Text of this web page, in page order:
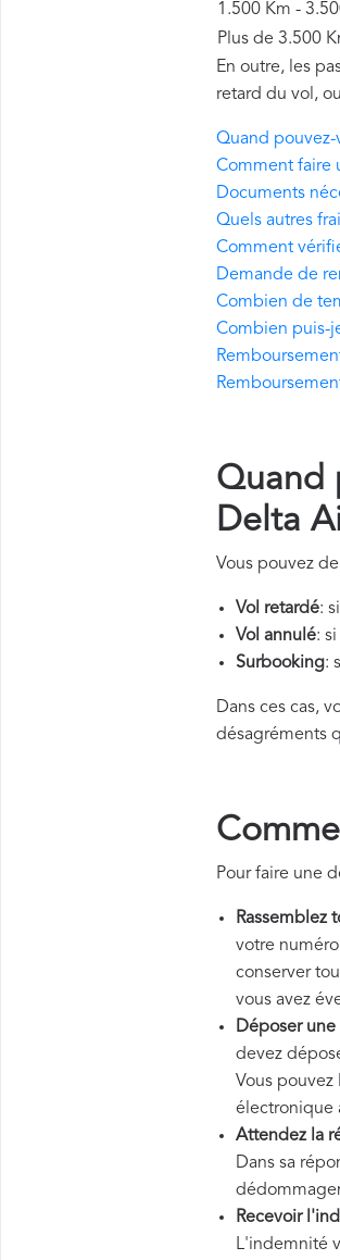
1.500 Km -
Plus de 3.500
En outre, les
retard du vol,
Quand
Comment faire
Documents
Quels autres
Comment
Demande de
Combien de
Combien puis-
Quand
Delta
Vous pouvez
Vol retardé:
Vol annulé:
Surbooking:
Dans ces cas,
désagréments
Pour faire une
Rassemblez
votre
conserver
vous avez
Déposer une
devez
Vous
électronique
Attendez la
Dans sa
Recevoir
L'indemnité